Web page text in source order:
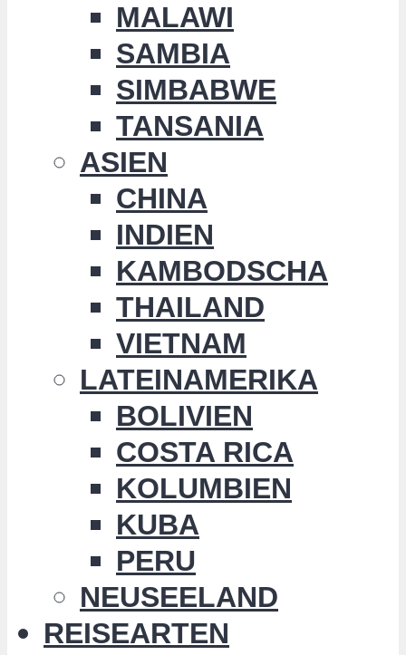
MALAWI
SAMBIA
SIMBABWE
TANSANIA
ASIEN
CHINA
INDIEN
KAMBODSCHA
THAILAND
VIETNAM
LATEINAMERIKA
BOLIVIEN
COSTA RICA
KOLUMBIEN
KUBA
PERU
NEUSEELAND
REISEARTEN